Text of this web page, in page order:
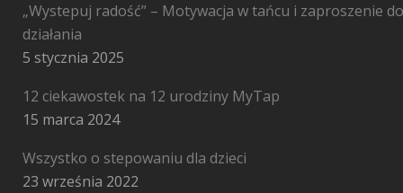
„Wystepuj radość” – Motywacja w tańcu i zaproszenie do
działania
5 stycznia 2025
12 ciekawostek na 12 urodziny MyTap
15 marca 2024
Wszystko o stepowaniu dla dzieci
23 września 2022